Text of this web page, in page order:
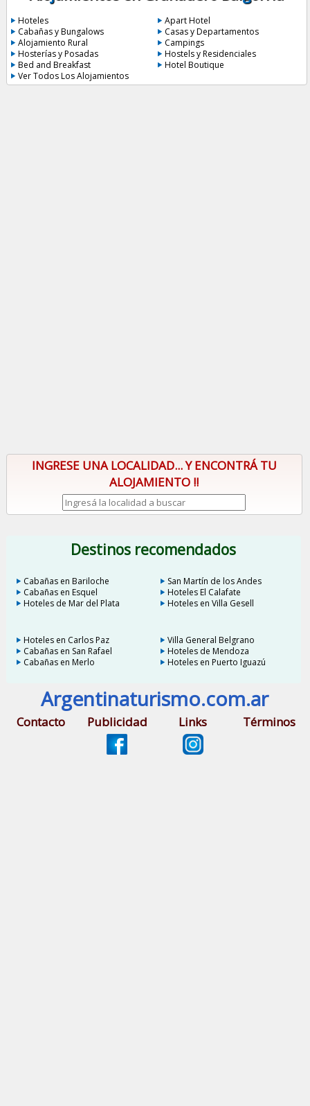
Hoteles
Apart Hotel
Cabañas y Bungalows
Casas y Departamentos
Alojamiento Rural
Campings
Hosterías y Posadas
Hostels y Residenciales
Bed and Breakfast
Hotel Boutique
Ver Todos Los Alojamientos
INGRESE UNA LOCALIDAD... Y ENCONTRÁ TU
ALOJAMIENTO !!
Destinos recomendados
Cabañas en Bariloche
San Martín de los Andes
Cabañas en Esquel
Hoteles El Calafate
Hoteles de Mar del Plata
Hoteles en Villa Gesell
Hoteles en Carlos Paz
Villa General Belgrano
Cabañas en San Rafael
Hoteles de Mendoza
Cabañas en Merlo
Hoteles en Puerto Iguazú
Argentinaturismo.com.ar
Contacto Publicidad Links Términos